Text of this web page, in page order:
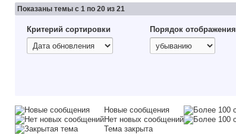
Показаны темы с 1 по 20 из 21
Критерий сортировки Порядок отображения
Новые сообщения
Нет новых сообщений
Тема закрыта